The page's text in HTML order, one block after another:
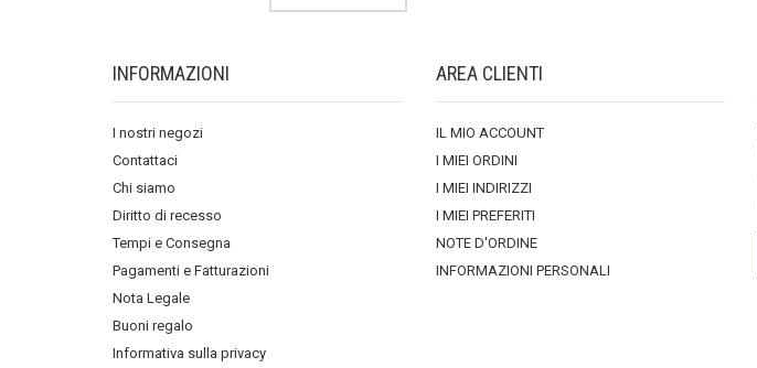
INFORMAZIONI
I nostri negozi
Contattaci
Chi siamo
Diritto di recesso
Tempi e Consegna
Pagamenti e Fatturazioni
Nota Legale
Buoni regalo
Informativa sulla privacy
AREA CLIENTI
IL MIO ACCOUNT
I MIEI ORDINI
I MIEI INDIRIZZI
I MIEI PREFERITI
NOTE D'ORDINE
INFORMAZIONI PERSONALI